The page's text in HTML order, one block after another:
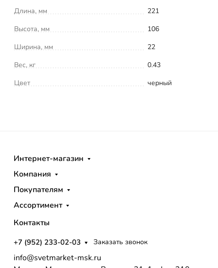
Длина, мм
221
Высота, мм
106
Ширина, мм
22
Вес, кг
0.43
Цвет
черный
Интернет-магазин
Компания
Покупателям
Ассортимент
Контакты
+7 (952) 233-02-03 Заказать звонок
info@svetmarket-msk.ru